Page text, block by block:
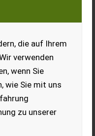
die auf Ihrem
verwenden
wenn Sie
wie Sie mit uns
zu unserer
–